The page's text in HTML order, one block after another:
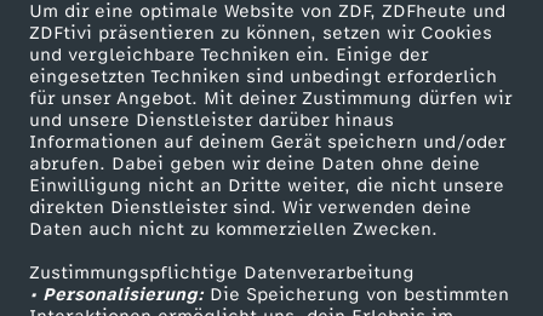
Um dir eine optimale Website von ZDF, ZDFheute und
ZDFtivi präsentieren zu können, setzen wir Cookies
und vergleichbare Techniken ein. Einige der
eingesetzten Techniken sind unbedingt erforderlich
für unser Angebot. Mit deiner Zustimmung dürfen wir
und unsere Dienstleister darüber hinaus
Informationen auf deinem Gerät speichern und/oder
abrufen. Dabei geben wir deine Daten ohne deine
Einwilligung nicht an Dritte weiter, die nicht unsere
direkten Dienstleister sind. Wir verwenden deine
Daten auch nicht zu kommerziellen Zwecken.
Zustimmungspflichtige Datenverarbeitung
• Personalisierung:Die Speicherung von bestimmten
-
A
n
d
i
Mehr ZDF
ZDF-Apps
Smart TV
ZDFtext
Livestreams
Sendungen A-Z
Service
ZDFmitreden
Kontakt zum ZDF
Tickets
Zuschauerservice
Hilfe